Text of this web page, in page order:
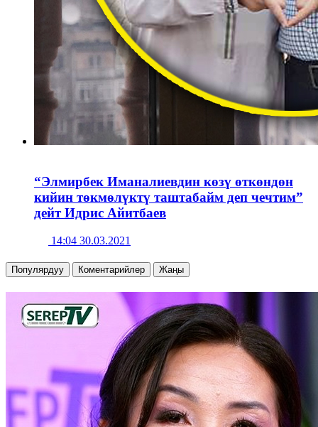
“Элмирбек Иманалиевдин көзү өткөндөн
кийин төкмөлүктү таштабайм деп чечтим”
дейт Идрис Айитбаев
14:04 30.03.2021
Популярдуу Коментарийлер Жаңы